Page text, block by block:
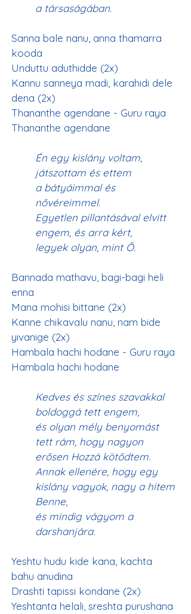
a társaságában.
Sanna bale nanu, anna thamarra
kooda
Unduttu aduthidde (2x)
Kannu sanneya madi, karahidi dele
dena (2x)
Thananthe agendane - Guru raya
Thananthe agendane
Én egy kislány voltam,
játszottam és ettem
a bátyáimmal és
nővéreimmel.
Egyetlen pillantásával elvitt
engem, és arra kért,
legyek olyan, mint Ő.
Bannada mathavu, bagi-bagi heli
enna
Mana mohisi bittane (2x)
Kanne chikavalu nanu, nam bide
yivanige (2x)
Hambala hachi hodane - Guru raya
Hambala hachi hodane
Kedves és színes szavakkal
boldoggá tett engem,
és olyan mély benyomást
tett rám, hogy nagyon
erősen Hozzá kötődtem.
Annak ellenére, hogy egy
kislány vagyok, nagy a hitem
Benne,
és mindig vágyom a
darshanjára.
Yeshtu hudu kide kana, kachta
bahu anudina
Drashti tapissi kondane (2x)
Yeshtanta helali, sreshta purushana